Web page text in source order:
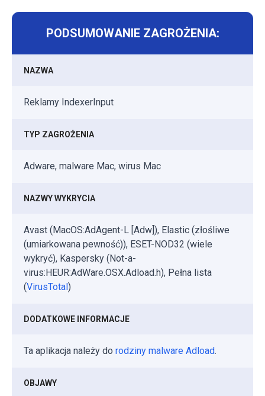
PODSUMOWANIE ZAGROŻENIA:
NAZWA
Reklamy IndexerInput
TYP ZAGROŻENIA
Adware, malware Mac, wirus Mac
NAZWY WYKRYCIA
Avast (MacOS:AdAgent-L [Adw]), Elastic (złośliwe
(umiarkowana pewność)), ESET-NOD32 (wiele
wykryć), Kaspersky (Not-a-
virus:HEUR:AdWare.OSX.Adload.h), Pełna lista
(VirusTotal )
DODATKOWE INFORMACJE
Ta aplikacja należy do rodziny malware Adload.
OBJAWY